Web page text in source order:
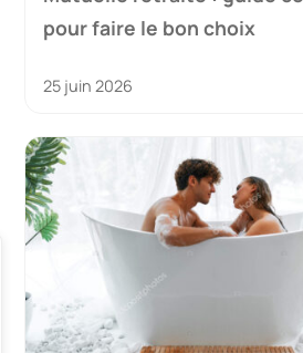
pour faire le bon choix
25 juin 2026